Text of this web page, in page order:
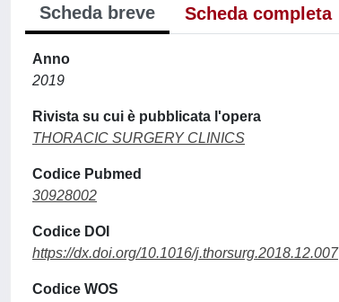
Scheda breve Scheda completa
Anno
2019
Rivista su cui è pubblicata l'opera
THORACIC SURGERY CLINICS
Codice Pubmed
30928002
Codice DOI
https://dx.doi.org/10.1016/j.thorsurg.2018.12.007
Codice WOS